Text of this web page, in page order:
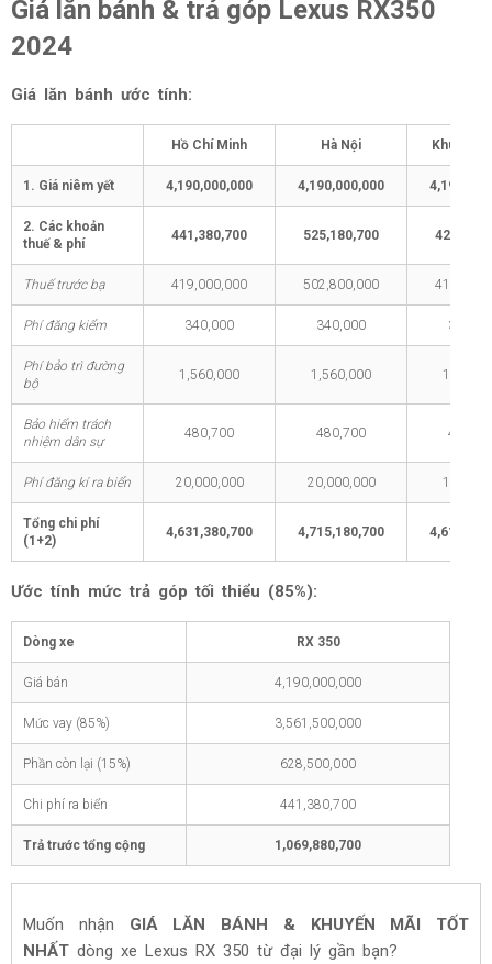
Giá lăn bánh & trả góp Lexus RX350
2024
Giá lăn bánh ước tính:
Hồ Chí Minh Hà Nội Khu vực
1. Giá niêm yết 4,190,000,000 4,190,000,000
2. Các khoản
thuế & phí
441,380,700 525,180,700
Thuế trước bạ 419,000,000 502,800,000
Phí đăng kiểm 340,000 340,000
Phí bảo trì đường
bộ
1,560,000 1,560,000
Bảo hiểm trách
nhiệm dân sự
480,700 480,700
Phí đăng kí ra biển 20,000,000 20,000,000
Tổng chi phí
(1+2)
4,631,380,700 4,715,180,700
Ước tính mức trả góp tối thiểu (85%):
Dòng xe RX 350
Giá bán 4,190,000,000
Mức vay (85%) 3,561,500,000
Phần còn lại (15%) 628,500,000
Chi phí ra biển 441,380,700
Trả trước tổng cộng 1,069,880,700
Muốn nhận GIÁ LĂN BÁNH & KHUYẾN MÃI TỐT
NHẤT dòng xe Lexus RX 350 từ đại lý gần bạn?